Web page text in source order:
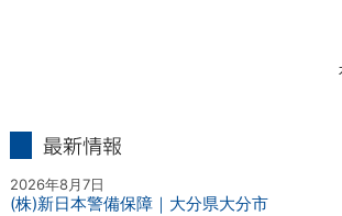
2026年8月7日
(株)新日本警備保障｜大分県大分市